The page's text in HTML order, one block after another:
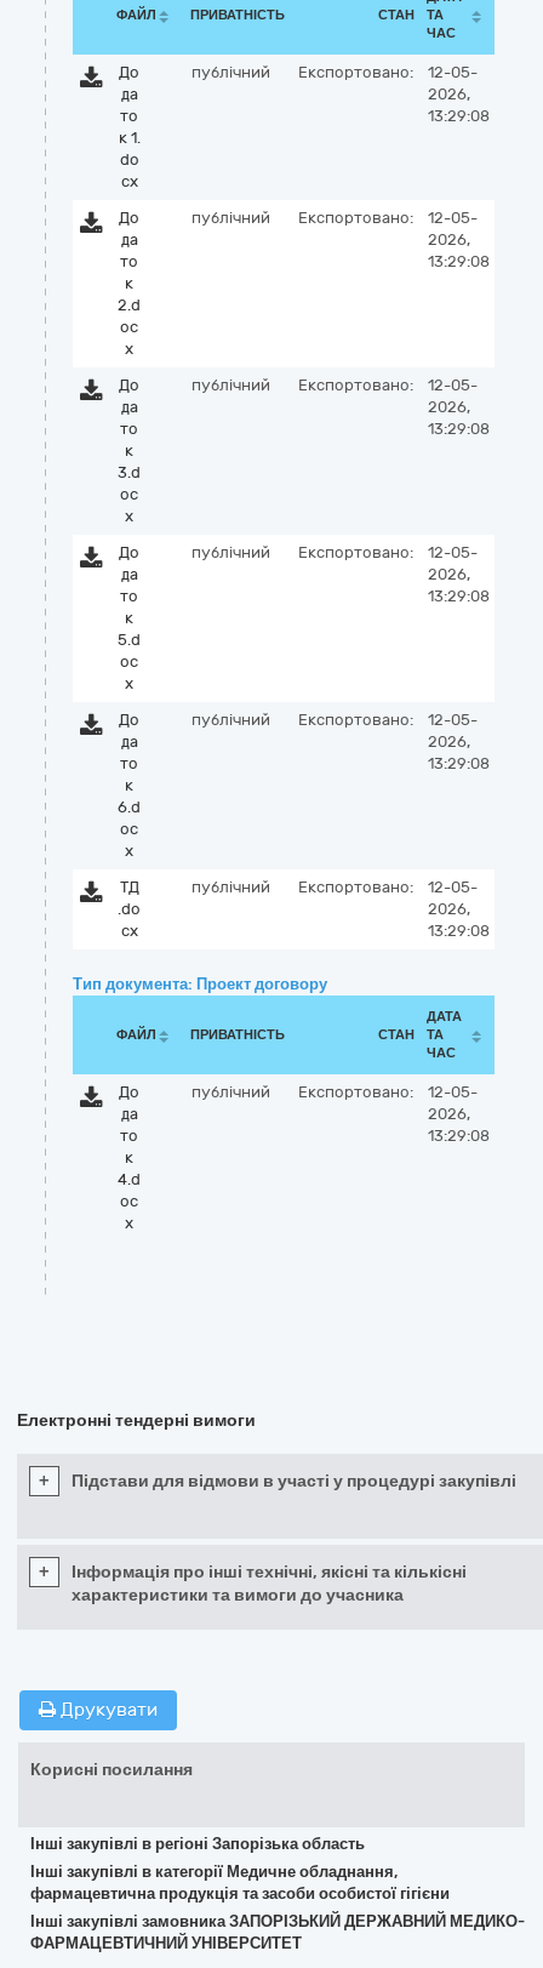
ФАЙЛ ПРИВАТНІСТЬ СТАН
ТА
ЧАС
До
да
то
к 1.
do
cx
публічний Експортовано:
12-05-
2026,
13:29:08
До
да
то
к
2.d
oc
x
публічний Експортовано:
12-05-
2026,
13:29:08
До
да
то
к
3.d
oc
x
публічний Експортовано:
12-05-
2026,
13:29:08
До
да
то
к
5.d
oc
x
публічний Експортовано:
12-05-
2026,
13:29:08
До
да
то
к
6.d
oc
x
публічний Експортовано:
12-05-
2026,
13:29:08
ТД
.do
cx
публічний Експортовано:
12-05-
2026,
13:29:08
Тип документа: Проект договору
ФАЙЛ ПРИВАТНІСТЬ СТАН
ДАТА
ТА
ЧАС
До
да
то
к
4.d
oc
x
публічний Експортовано:
12-05-
2026,
13:29:08
Електронні тендерні вимоги
+ Підстави для відмови в участі у процедурі закупівлі
+
Інформація про інші технічні, якісні та кількісні
характеристики та вимоги до учасника
Друкувати
Корисні посилання
Інші закупівлі в регіоні Запорізька область
Інші закупівлі в категорії Медичне обладнання,
фармацевтична продукція та засоби особистої гігієни
Інші закупівлі замовника ЗАПОРІЗЬКИЙ ДЕРЖАВНИЙ МЕДИКО-
ФАРМАЦЕВТИЧНИЙ УНІВЕРСИТЕТ